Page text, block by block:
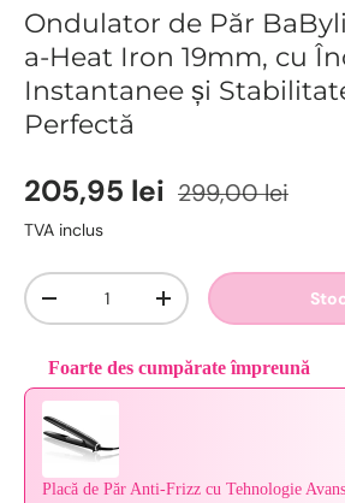
Ondulator de Păr
a-Heat Iron 19mm, cu
Instantanee și
Perfectă
205,95 lei 299,00 lei
TVA inclus
Cantitate
-
+
Foarte des cumpărate împreună
Use the Previous and Next buttons to
Placă de Păr Anti-Frizz cu Tehnologie